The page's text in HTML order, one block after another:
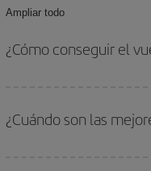
Ampliar todo
¿Cómo conseguir el
las fechas y horarios de ida y
¿Cuándo son las